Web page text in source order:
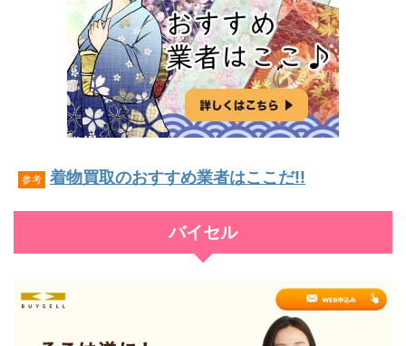
参考 着物買取のおすすめ業者はここだ!!
バイセル